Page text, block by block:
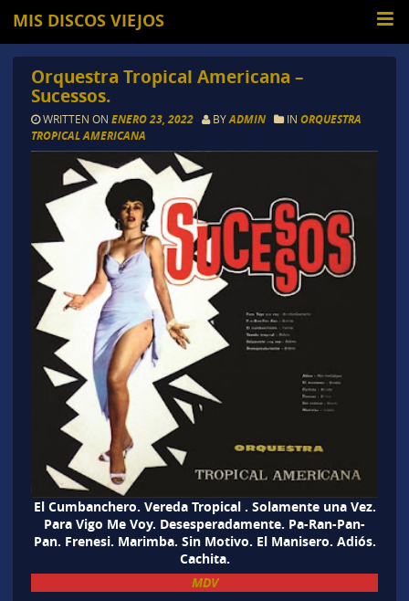
MIS DISCOS VIEJOS
Orquestra Tropical Americana –
Sucessos.
WRITTEN ON ENERO 23, 2022 BYADMIN IN ORQUESTRA
TROPICAL AMERICANA
El Cumbanchero. Vereda Tropical . Solamente una Vez.
Para Vigo Me Voy. Desesperadamente. Pa-Ran-Pan-
Pan. Frenesi. Marimba. Sin Motivo. El Manisero. Adiós.
Cachita.
MDV